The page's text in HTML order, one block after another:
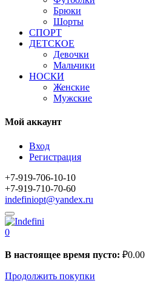
Брюки
Шорты
СПОРТ
ДЕТСКОЕ
Девочки
Мальчики
НОСКИ
Женские
Мужские
Мой аккаунт
Вход
Регистрация
+7-919-706-10-10
+7-919-710-70-60
indefiniopt@yandex.ru
0
В настоящее время пусто: ₽0.00
Продолжить покупки